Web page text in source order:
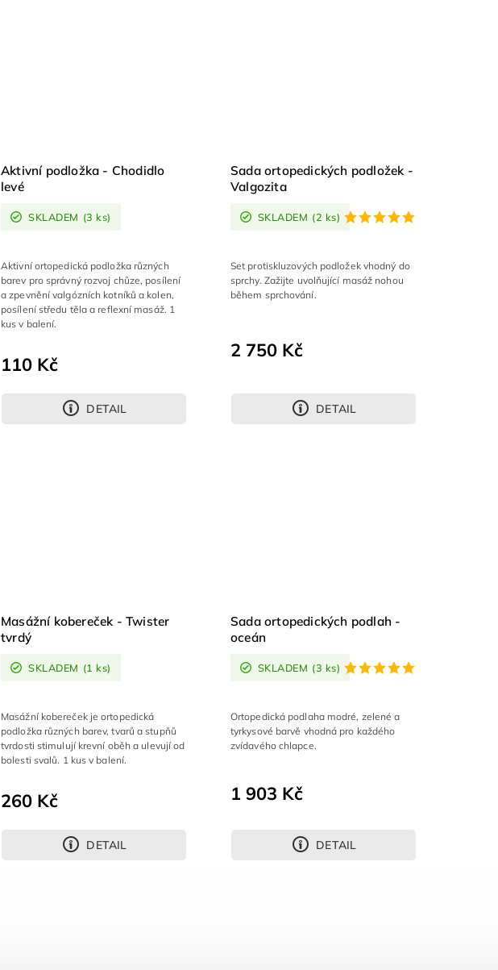
Aktivní podložka - Chodidlo
levé
SKLADEM (3 ks)
110 Kč
DETAIL
Aktivní ortopedická podložka různých
barev pro správný rozvoj chůze, posílení
a zpevnění valgózních kotníků a kolen,
posílení středu těla a reflexní masáž. 1
kus v balení.
Sada ortopedických podložek -
Valgozita
SKLADEM (2 ks)
2 750 Kč
DETAIL
Set protiskluzových podložek vhodný do
sprchy. Zažijte uvolňující masáž nohou
během sprchování.
Masážní kobereček - Twister
tvrdý
SKLADEM (1 ks)
260 Kč
DETAIL
Masážní kobereček je ortopedická
podložka různých barev, tvarů a stupňů
tvrdosti stimulují krevní oběh a ulevují od
bolesti svalů. 1 kus v balení.
Sada ortopedických podlah -
oceán
SKLADEM (3 ks)
1 903 Kč
DETAIL
Ortopedická podlaha modré, zelené a
tyrkysové barvě vhodná pro každého
zvídavého chlapce.